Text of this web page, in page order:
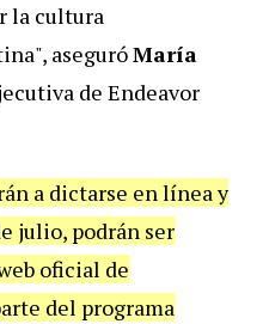
la cultura
aseguróMaría
de Endeavor
a dictarse en línea y
julio, podrán ser
oficial de
del programa